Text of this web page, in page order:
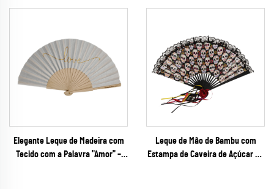
Promocional com Cores
Pantone para Campanhas de
Marketing Corporativo e
Financeiro
Turístico em Aquarela com Hastes
Marketing Municipal
Elegante Leque de Madeira com
Tecido com a Palavra "Amor" –
Leque de Mão de Bambu com
Estampa de Caveira de Açúcar do